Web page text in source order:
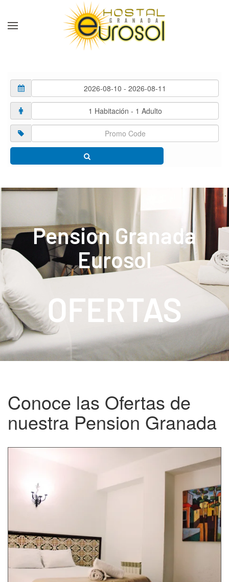
Skip to main content
Pension Granada
Eurosol
OFERTAS
Conoce las Ofertas de
nuestra Pension Granada